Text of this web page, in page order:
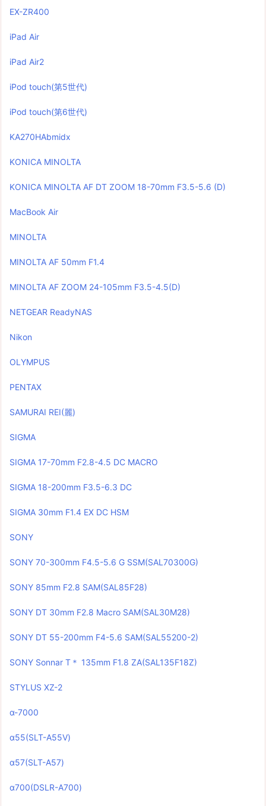
EX-ZR400
iPad Air
iPad Air2
iPod touch(第5世代)
iPod touch(第6世代)
KA270HAbmidx
KONICA MINOLTA
KONICA MINOLTA AF DT ZOOM 18-70mm F3.5-5.6 (D)
MacBook Air
MINOLTA
MINOLTA AF 50mm F1.4
MINOLTA AF ZOOM 24-105mm F3.5-4.5(D)
NETGEAR ReadyNAS
Nikon
OLYMPUS
PENTAX
SAMURAI REI(麗)
SIGMA
SIGMA 17-70mm F2.8-4.5 DC MACRO
SIGMA 18-200mm F3.5-6.3 DC
SIGMA 30mm F1.4 EX DC HSM
SONY
SONY 70-300mm F4.5-5.6 G SSM(SAL70300G)
SONY 85mm F2.8 SAM(SAL85F28)
SONY DT 30mm F2.8 Macro SAM(SAL30M28)
SONY DT 55-200mm F4-5.6 SAM(SAL55200-2)
SONY Sonnar T＊ 135mm F1.8 ZA(SAL135F18Z)
STYLUS XZ-2
α-7000
α55(SLT-A55V)
α57(SLT-A57)
α700(DSLR-A700)